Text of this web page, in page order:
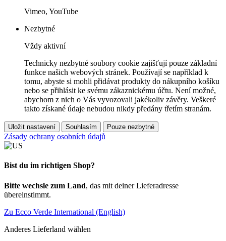
Vimeo, YouTube
Nezbytné
Vždy aktivní
Technicky nezbytné soubory cookie zajišťují pouze základní
funkce našich webových stránek. Používají se například k
tomu, abyste si mohli přidávat produkty do nákupního košíku
nebo se přihlásit ke svému zákaznickému účtu. Není možné,
abychom z nich o Vás vyvozovali jakékoliv závěry. Veškeré
takto získané údaje nebudou nikdy předány třetím stranám.
Uložit nastavení Souhlasím Pouze nezbytné
Zásady ochrany osobních údajů
Bist du im richtigen Shop?
Bitte wechsle zum Land, das mit deiner Lieferadresse
übereinstimmt.
Zu Ecco Verde International (English)
Anderes Lieferland wählen